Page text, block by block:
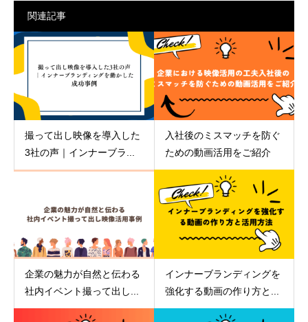
関連記事
撮って出し映像を導入した
3社の声｜インナーブラ...
入社後のミスマッチを防ぐ
ための動画活用をご紹介
企業の魅力が自然と伝わる
社内イベント撮って出し...
インナーブランディングを
強化する動画の作り方と...